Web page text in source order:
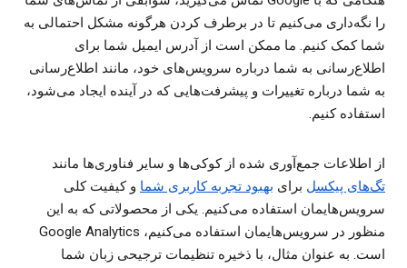
را نگه‌داری می‌کنیم تا در برطرف کردن هرگونه مشکل احتمالی به
شما کمک کنیم. ما ممکن است از آدرس ایمیل شما برای
اطلاع‌رسانی به شما درباره سرویس‌های خود، مانند اطلاع‌رسانی
به شما درباره تغییرات و پیشرفت‌هایی که در آینده ایجاد می‌شود،
استفاده کنیم.
از اطلاعات جمع‌آوری شده از کوکی‌ها و سایر فناوری‌ها مانند
تگ‌های پیکسل برای بهبود تجربه کاربری شما و کیفیت کلی
سرویس‌هایمان استفاده می‌کنیم. یکی از محصولاتی که به این
منظور در سرویس‌هایمان استفاده می‌کنیم، Google Analytics
است. به عنوان مثال، با ذخیره تنظیمات ترجیحی زبان شما